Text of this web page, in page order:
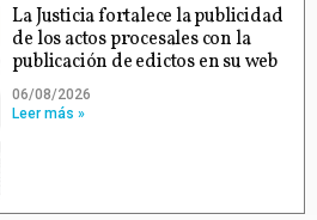
La Justicia fortalece la publicidad
de los actos procesales con la
publicación de edictos en su web
06/08/2026
Leer más »